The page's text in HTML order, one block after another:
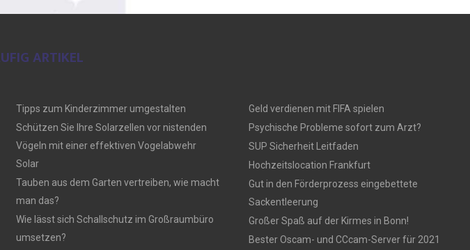
ARTIKEL
Tipps zum Kinderzimmer umgestalten
Schützen Sie Ihre Solarzellen vor nistenden
Vögeln mit einer effektiven Vogelabwehr
Solar
Tauben aus dem Garten vertreiben, wie macht
man das?
Wie lässt sich Schallschutz im Großraumbüro
umsetzen?
Geld verdienen mit FIFA spielen
Psychische Probleme sofort zum Arzt?
SUP Sicherheit Leitfaden
Hochzeitslocation Frankfurt
Gut in den Förderprozess eingebettete
Sackentleerung
Großer Spaß auf der Kirmes in Bonn!
Bester Oscam- und CCcam-Server für 2021